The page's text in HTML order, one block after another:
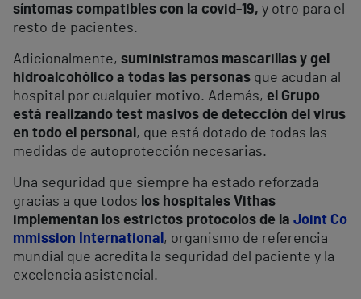
síntomas compatibles con la covid-19, y otro para el
resto de pacientes.
Adicionalmente, suministramos mascarillas y gel
hidroalcohólico a todas las personas que acudan al
hospital por cualquier motivo. Además, el Grupo
está realizando test masivos de detección del virus
en todo el personal , que está dotado de todas las
medidas de autoprotección necesarias.
Una seguridad que siempre ha estado reforzada
gracias a que todos los hospitales Vithas
implementan los estrictos protocolos de la Joint Co
mmission International , organismo de referencia
mundial que acredita la seguridad del paciente y la
excelencia asistencial.